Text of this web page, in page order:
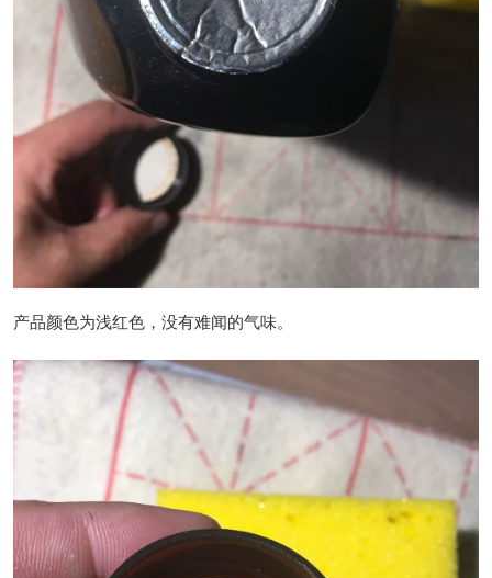
产品颜色为浅红色，没有难闻的气味。